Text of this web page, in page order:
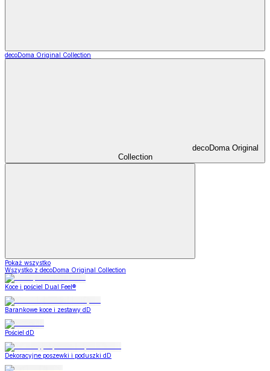
decoDoma Original Collection
decoDoma Original
Collection
Pokaż wszystko
Wszystko z decoDoma Original Collection
Koce i pościel Dual Feel®
Barankowe koce i zestawy dD
Pościel dD
Dekoracyjne poszewki i poduszki dD